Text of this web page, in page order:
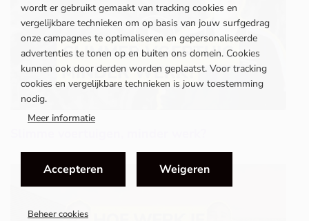
wordt er gebruikt gemaakt van tracking cookies en
vergelijkbare technieken om op basis van jouw surfgedrag
onze campagnes te optimaliseren en gepersonaliseerde
advertenties te tonen op en buiten ons domein. Cookies
kunnen ook door derden worden geplaatst. Voor tracking
cookies en vergelijkbare technieken is jouw toestemming
nodig.
Meer informatie
Accepteren Weigeren
Beheer cookies